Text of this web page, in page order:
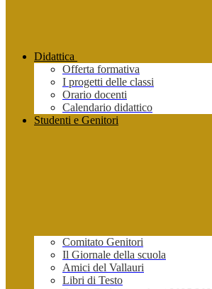
Didattica
Offerta formativa
I progetti delle classi
Orario docenti
Calendario didattico
Studenti e Genitori
Comitato Genitori
Il Giornale della scuola
Amici del Vallauri
Libri di Testo